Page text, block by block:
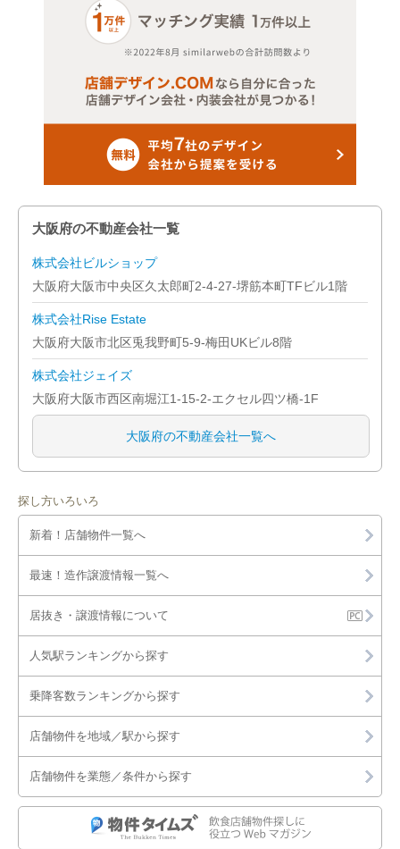
大阪府の不動産会社一覧
株式会社ビルショップ
大阪府大阪市中央区久太郎町2-4-27-堺筋本町TFビル1階
株式会社Rise Estate
大阪府大阪市北区兎我野町5-9-梅田UKビル8階
株式会社ジェイズ
大阪府大阪市西区南堀江1-15-2-エクセル四ツ橋-1F
大阪府の不動産会社一覧へ
探し方いろいろ
新着！店舗物件一覧へ
最速！造作譲渡情報一覧へ
居抜き・譲渡情報について
人気駅ランキングから探す
乗降客数ランキングから探す
店舗物件を地域／駅から探す
店舗物件を業態／条件から探す